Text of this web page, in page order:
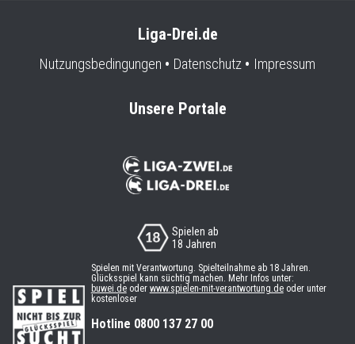
Liga-Drei.de
Nutzungsbedingungen Datenschutz Impressum
Unsere Portale
Spielen ab
18 Jahren
Spielen mit Verantwortung. Spielteilnahme ab 18 Jahren.
Glücksspiel kann süchtig machen. Mehr Infos unter:
buwei.deoder www.spielen-mit-verantwortung.deoder unter
kostenloser
Hotline 0800 137 27 00